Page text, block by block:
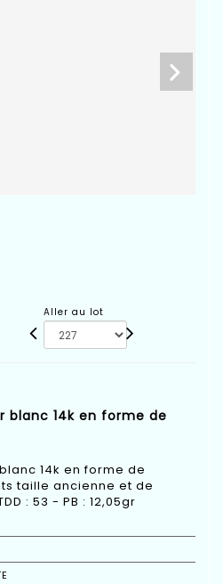
Aller au lot
blanc 14k en forme de
14k en forme de
taille ancienne et de
: 53 - PB : 12,05gr